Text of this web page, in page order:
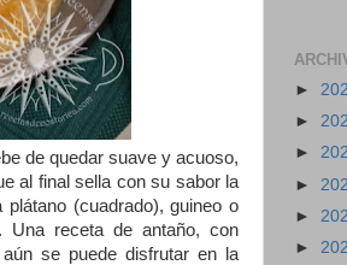
de quedar suave y acuoso,
al final sella con su sabor la
(cuadrado), guineo o
Una receta de antaño, con
se puede disfrutar en la
►
►
►
►
►
►